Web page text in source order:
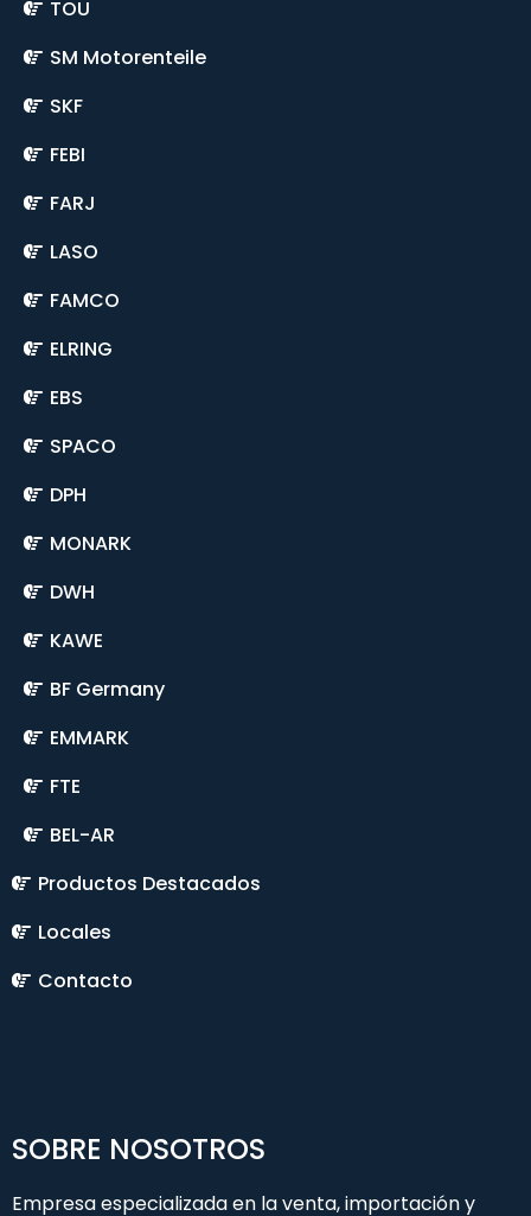
TOU
SM Motorenteile
SKF
FEBI
FARJ
LASO
FAMCO
ELRING
EBS
SPACO
DPH
MONARK
DWH
KAWE
BF Germany
EMMARK
FTE
BEL-AR
Productos Destacados
Locales
Contacto
SOBRE NOSOTROS
Empresa especializada en la venta, importación y